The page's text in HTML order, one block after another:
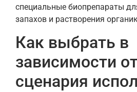
специальные биопрепараты
запахов и растворения
Как выбрать в
зависимости
сценария